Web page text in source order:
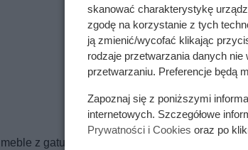
z gatunków drewna, które cechuje duża
skanować charakterystykę
zgodę na korzystanie z tych
ją zmienić/wycofać klikając
rodzaje przetwarzania danych
przetwarzaniu. Preferencje będą
Zapoznaj się z poniższymi
internetowych. Szczegółowe
Prywatności i Cookies oraz po